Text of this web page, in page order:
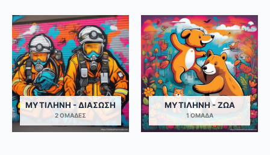
ΜΥΤΙΛΉΝΗ - ΔΙΆΣΩΣΗ
2 ΟΜΆΔΕΣ
ΜΥΤΙΛΉΝΗ - ΖΏΑ
1 ΟΜΆΔΑ